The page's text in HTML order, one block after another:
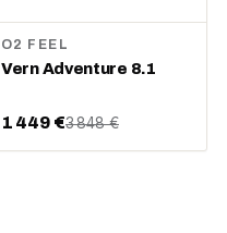
O2 FEEL
Vern Adventure 8.1
1 449 €3 848 €